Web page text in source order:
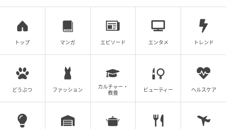
す。
玄関やトイレなどコンパクトな広さの場所に施工する
場合は、アートパネルサイズのタイプもおすすめ。壁
材をフレームに入れて絵を飾るように使えるので、工
事不要で手軽に取り入れられます。
トップ マンガ エピソード エンタメ トレンド
どうぶつ ファッション
カルチャー・
教養
ビューティー ヘルスケア